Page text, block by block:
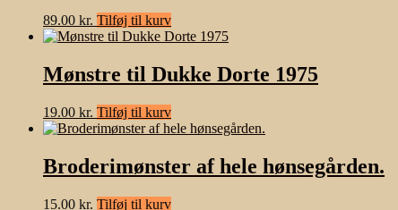
89.00 kr. Tilføj til kurv
Mønstre til Dukke Dorte 1975
19.00 kr. Tilføj til kurv
Broderimønster af hele hønsegården.
15.00 kr. Tilføj til kurv